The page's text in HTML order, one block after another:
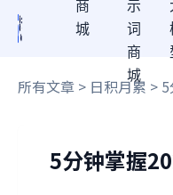
商
城
示
词
商
城
所有文章 > 日积月累 >
5分钟掌握